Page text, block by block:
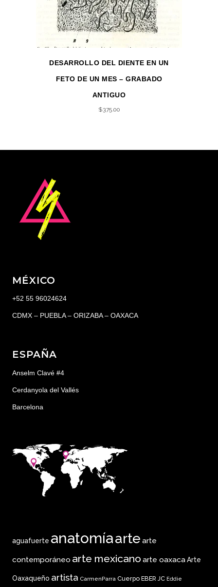
DESARROLLO DEL DIENTE EN UN
FETO DE UN MES – GRABADO
ANTIGUO
$375.00
MÉXICO
+52 55 96024624
CDMX – PUEBLA – ORIZABA – OAXACA
ESPAÑA
Anselm Clavé #4
Cerdanyola del Vallés
Barcelona
aguafuerte anatomíaarte arte
contemporáneo arte mexicano arte oaxacaArte
Oaxaqueño artista CarmenParra Cuerpo EBER JC Eddie